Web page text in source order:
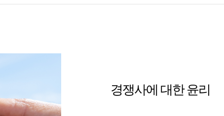
경쟁사에 대한 윤리